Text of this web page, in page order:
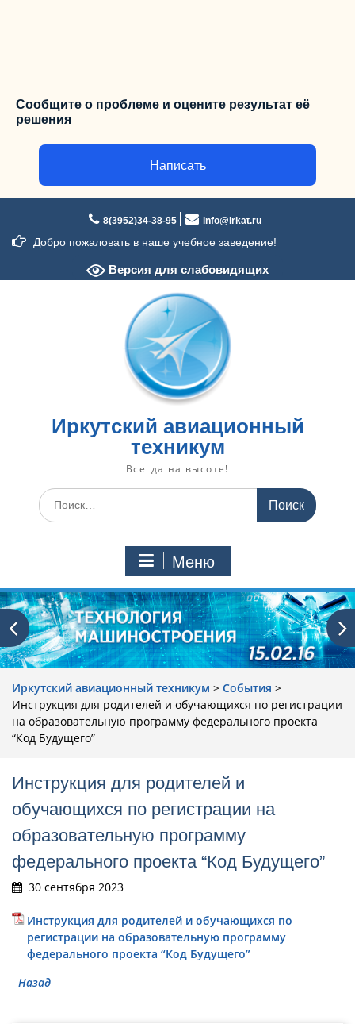
Сообщите о проблеме и оцените результат её
решения
Написать
содержимому
8(3952)34-38-95 info@irkat.ru
Добро пожаловать в наше учебное заведение!
Версия для слабовидящих
Иркутский авиационный
техникум
Всегда на высоте!
Искать:
Меню
Иркутский авиационный техникум > События >
Инструкция для родителей и обучающихся по регистрации
на образовательную программу федерального проекта
“Код Будущего”
Инструкция для родителей и
обучающихся по регистрации на
образовательную программу
федерального проекта “Код Будущего”
30 сентября 2023
Инструкция для родителей и обучающихся по
регистрации на образовательную программу
федерального проекта “Код Будущего”
Назад